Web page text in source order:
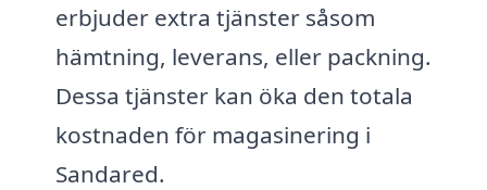
erbjuder extra tjänster såsom
hämtning, leverans, eller packning.
Dessa tjänster kan öka den totala
kostnaden för magasinering i
Sandared.